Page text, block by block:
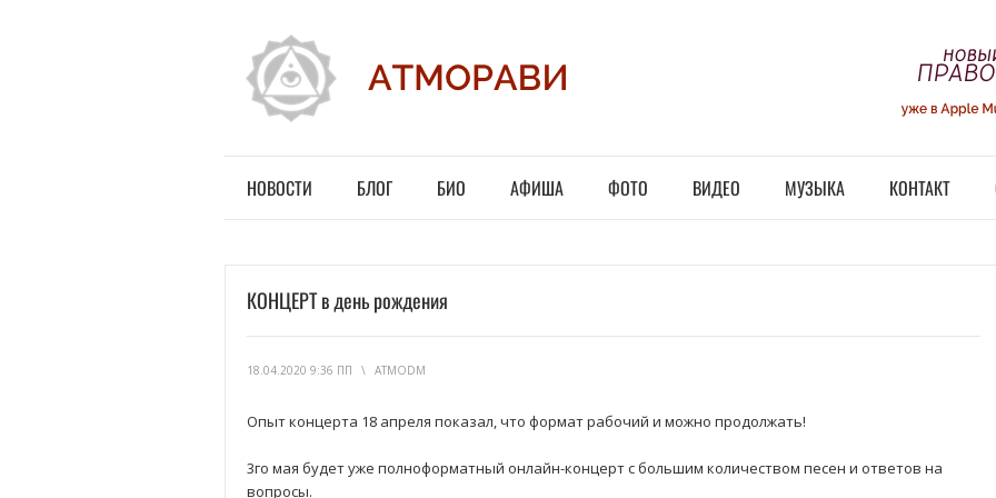
НОВОСТИ БЛОГ БИО АФИША ФОТО ВИДЕО МУЗЫКА КОНТАКТ
КОНЦЕРТ в день рождения
18.04.2020 9:36 ПП \ ATMODM
Опыт концерта 18 апреля показал, что формат рабочий и можно продолжать!
3го мая будет уже полноформатный онлайн-концерт с большим количеством песен и ответов на
вопросы.